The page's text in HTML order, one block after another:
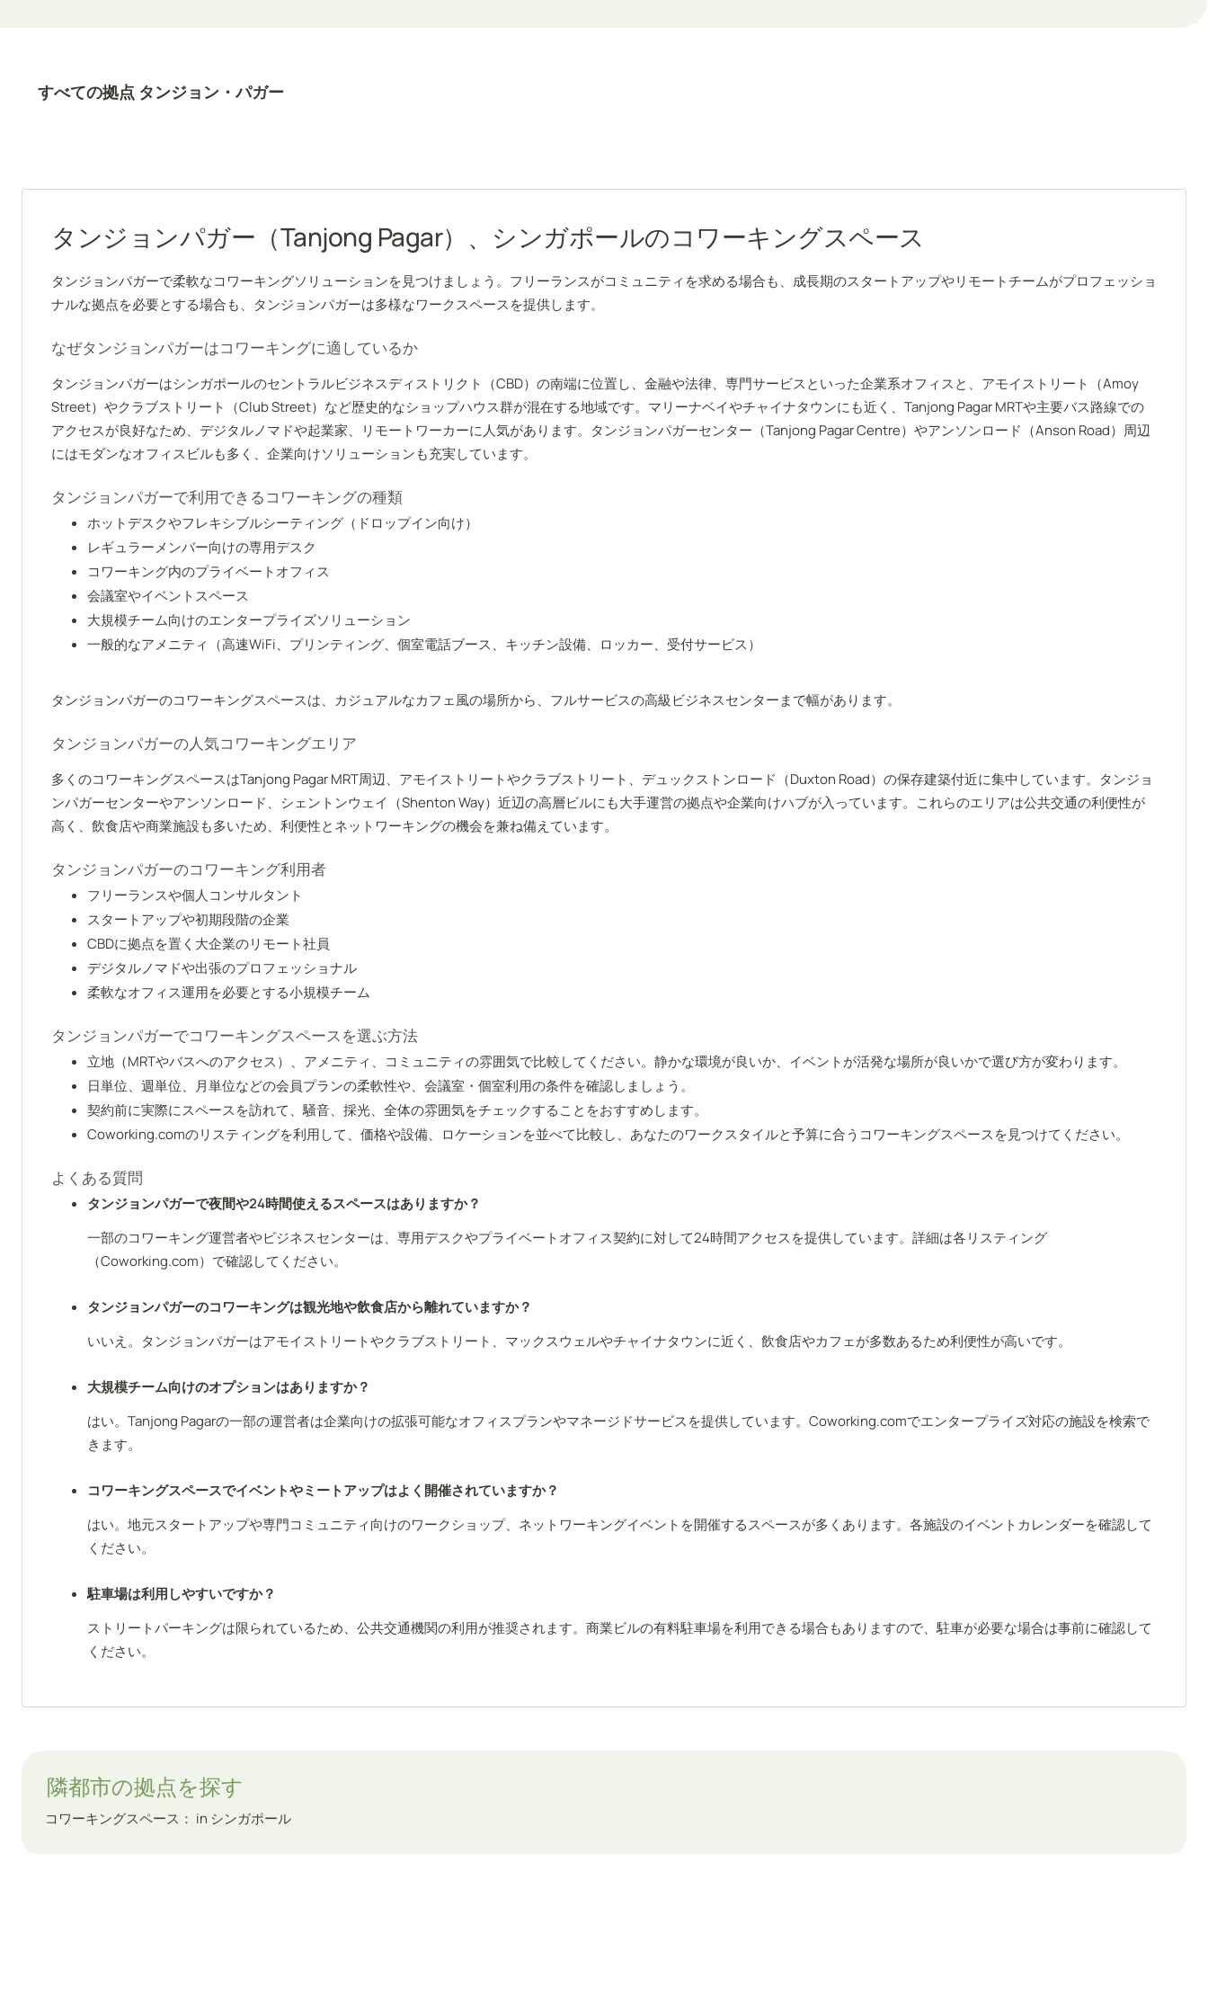
すべての拠点 タンジョン・パガー
タンジョンパガー（Tanjong Pagar）、シンガポールのコワーキングスペース
タンジョンパガーで柔軟なコワーキングソリューションを見つけましょう。フリーランスがコミュニティを求める場合も、成長期のスタートアップやリモートチームがプロフェッショ
ナルな拠点を必要とする場合も、タンジョンパガーは多様なワークスペースを提供します。
なぜタンジョンパガーはコワーキングに適しているか
タンジョンパガーはシンガポールのセントラルビジネスディストリクト（CBD）の南端に位置し、金融や法律、専門サービスといった企業系オフィスと、アモイストリート（Amoy
Street）やクラブストリート（Club Street）など歴史的なショップハウス群が混在する地域です。マリーナベイやチャイナタウンにも近く、Tanjong Pagar MRTや主要バス路線での
アクセスが良好なため、デジタルノマドや起業家、リモートワーカーに人気があります。タンジョンパガーセンター（Tanjong Pagar Centre）やアンソンロード（Anson Road）周辺
にはモダンなオフィスビルも多く、企業向けソリューションも充実しています。
タンジョンパガーで利用できるコワーキングの種類
ホットデスクやフレキシブルシーティング（ドロップイン向け）
レギュラーメンバー向けの専用デスク
コワーキング内のプライベートオフィス
会議室やイベントスペース
大規模チーム向けのエンタープライズソリューション
一般的なアメニティ（高速WiFi、プリンティング、個室電話ブース、キッチン設備、ロッカー、受付サービス）
タンジョンパガーのコワーキングスペースは、カジュアルなカフェ風の場所から、フルサービスの高級ビジネスセンターまで幅があります。
タンジョンパガーの人気コワーキングエリア
多くのコワーキングスペースはTanjong Pagar MRT周辺、アモイストリートやクラブストリート、デュックストンロード（Duxton Road）の保存建築付近に集中しています。タンジョ
ンパガーセンターやアンソンロード、シェントンウェイ（Shenton Way）近辺の高層ビルにも大手運営の拠点や企業向けハブが入っています。これらのエリアは公共交通の利便性が
高く、飲食店や商業施設も多いため、利便性とネットワーキングの機会を兼ね備えています。
タンジョンパガーのコワーキング利用者
フリーランスや個人コンサルタント
スタートアップや初期段階の企業
CBDに拠点を置く大企業のリモート社員
デジタルノマドや出張のプロフェッショナル
柔軟なオフィス運用を必要とする小規模チーム
タンジョンパガーでコワーキングスペースを選ぶ方法
立地（MRTやバスへのアクセス）、アメニティ、コミュニティの雰囲気で比較してください。静かな環境が良いか、イベントが活発な場所が良いかで選び方が変わります。
日単位、週単位、月単位などの会員プランの柔軟性や、会議室・個室利用の条件を確認しましょう。
契約前に実際にスペースを訪れて、騒音、採光、全体の雰囲気をチェックすることをおすすめします。
Coworking.comのリスティングを利用して、価格や設備、ロケーションを並べて比較し、あなたのワークスタイルと予算に合うコワーキングスペースを見つけてください。
よくある質問
タンジョンパガーで夜間や24時間使えるスペースはありますか？
一部のコワーキング運営者やビジネスセンターは、専用デスクやプライベートオフィス契約に対して24時間アクセスを提供しています。詳細は各リスティング
（Coworking.com）で確認してください。
タンジョンパガーのコワーキングは観光地や飲食店から離れていますか？
いいえ。タンジョンパガーはアモイストリートやクラブストリート、マックスウェルやチャイナタウンに近く、飲食店やカフェが多数あるため利便性が高いです。
大規模チーム向けのオプションはありますか？
はい。Tanjong Pagarの一部の運営者は企業向けの拡張可能なオフィスプランやマネージドサービスを提供しています。Coworking.comでエンタープライズ対応の施設を検索で
きます。
コワーキングスペースでイベントやミートアップはよく開催されていますか？
はい。地元スタートアップや専門コミュニティ向けのワークショップ、ネットワーキングイベントを開催するスペースが多くあります。各施設のイベントカレンダーを確認して
ください。
駐車場は利用しやすいですか？
ストリートパーキングは限られているため、公共交通機関の利用が推奨されます。商業ビルの有料駐車場を利用できる場合もありますので、駐車が必要な場合は事前に確認して
ください。
隣都市の拠点を探す
コワーキングスペース： in シンガポール